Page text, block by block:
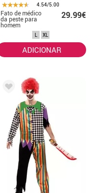
4.54/5.00
Fato de médico
da peste para
homem
29.99€
L XL
ADICIONAR